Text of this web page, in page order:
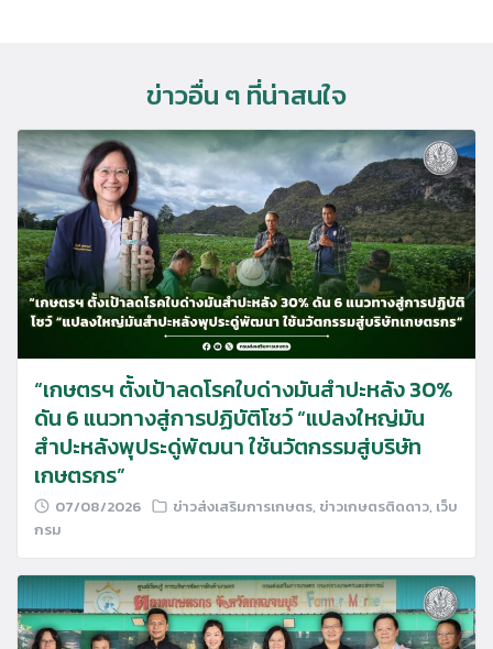
ข่าวอื่น ๆ ที่น่าสนใจ
“เกษตรฯ ตั้งเป้าลดโรคใบด่างมันสำปะหลัง 30%
ดัน 6 แนวทางสู่การปฏิบัติโชว์ “แปลงใหญ่มัน
สำปะหลังพุประดู่พัฒนา ใช้นวัตกรรมสู่บริษัท
เกษตรกร”
07/08/2026 ข่าวส่งเสริมการเกษตร, ข่าวเกษตรติดดาว, เว็บ
กรม